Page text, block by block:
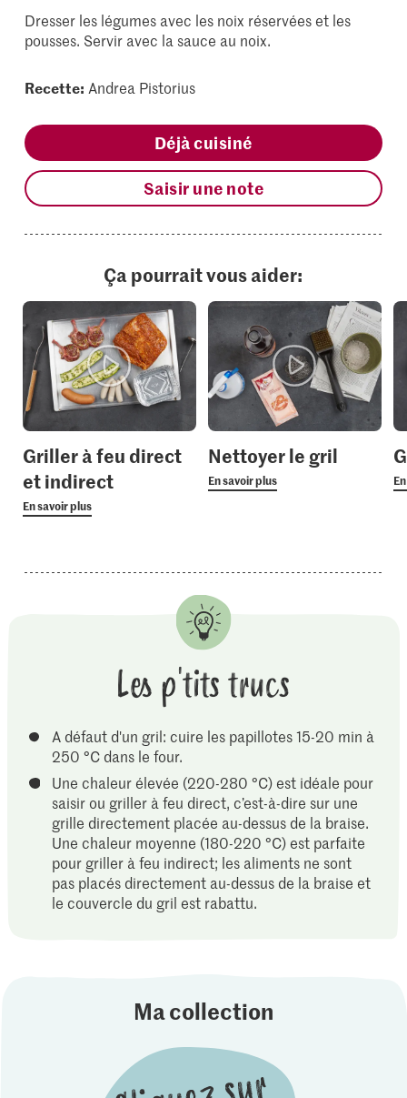
Dresser les légumes avec les noix réservées et les
pousses. Servir avec la sauce au noix.
Recette: Andrea Pistorius
Déjà cuisiné
Saisir une note
Ça pourrait vous aider:
Griller à feu direct
et indirect
En savoir plus
Nettoyer le gril
En savoir plus
Les p'tits trucs
A défaut d'un gril: cuire les papillotes 15-20 min à
250 °C dans le four.
Une chaleur élevée (220-280 °C) est idéale pour
saisir ou griller à feu direct, c’est-à-dire sur une
grille directement placée au-dessus de la braise.
Une chaleur moyenne (180-220 °C) est parfaite
pour griller à feu indirect; les aliments ne sont
pas placés directement au-dessus de la braise et
le couvercle du gril est rabattu.
Ma collection